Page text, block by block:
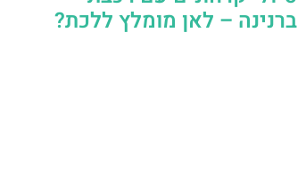
ברנינה – לאן מומלץ ללכת?